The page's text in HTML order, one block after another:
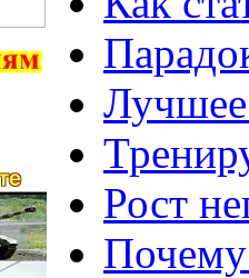
Лучшее
Рост